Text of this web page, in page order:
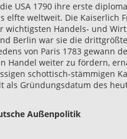
USA 1790 ihre erste
elfte weltweit. Die Kaiserlich
wichtigsten Handels- und
Berlin war sie die
von Paris 1783 gewann
Handel weiter zu fördern,
schottisch-stämmigen
als Gründungsdatum des
Außenpolitik